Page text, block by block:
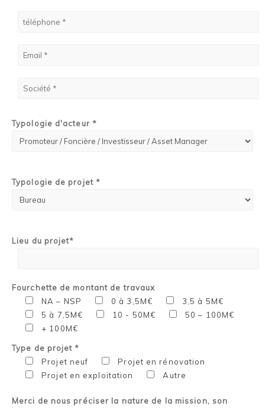
Typologie d'acteur *
Typologie de projet *
Lieu du projet*
Fourchette de montant de travaux
NA – NSP
0 à 3,5M€
3,5 à 5M€
5 à 7,5M€
10 - 50M€
50 – 100M€
+ 100M€
Type de projet *
Projet neuf
Projet en rénovation
Projet en exploitation
Autre
Merci de nous préciser la nature de la mission, son